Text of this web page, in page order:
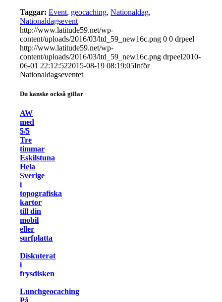
Taggar: Event, geocaching,Nationaldag,
Nationaldagsevent
http://www.latitude59.net/wp-
content/uploads/2016/03/ltd_59_new16c.png 0 0 drpeel
http://www.latitude59.net/wp-
content/uploads/2016/03/ltd_59_new16c.png drpeel2010-
06-01 22:12:522015-08-19 08:19:05Inför
Nationaldagseventet
Du kanske också gillar
AW
med
5/5
Tre
timmar
Eskilstuna
Hela
Sverige
i
topografiska
kartor
till din
mobil
eller
surfplatta
Diskuterat
i
frysdisken
Lunchgeocaching